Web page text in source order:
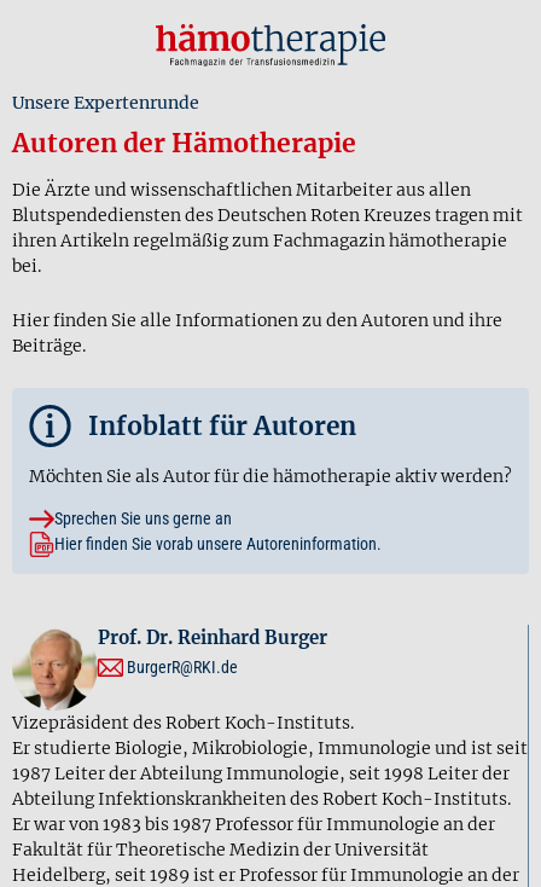
Unsere Expertenrunde
Autoren der Hämotherapie
Die Ärzte und wissenschaftlichen Mitarbeiter aus allen
Blutspendediensten des Deutschen Roten Kreuzes tragen mit
ihren Artikeln regelmäßig zum Fachmagazin hämotherapie
bei.
Hier finden Sie alle Informationen zu den Autoren und ihre
Beiträge.
i Infoblatt für Autoren
Möchten Sie als Autor für die hämotherapie aktiv werden?
Sprechen Sie uns gerne an
Hier finden Sie vorab unsere Autoreninformation.
Prof. Dr. Reinhard Burger
BurgerR@RKI.de
Vizepräsident des Robert Koch-Instituts.
Er studierte Biologie, Mikrobiologie, Immunologie und ist seit
1987 Leiter der Abteilung Immunologie, seit 1998 Leiter der
Abteilung Infektionskrankheiten des Robert Koch-Instituts.
Er war von 1983 bis 1987 Professor für Immunologie an der
Fakultät für Theoretische Medizin der Universität
Heidelberg, seit 1989 ist er Professor für Immunologie an der